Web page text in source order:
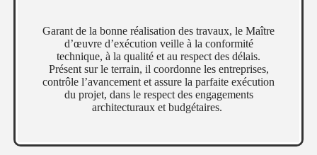
Garant de la bonne réalisation des travaux, le Maître
d’œuvre d’exécution veille à la conformité
technique, à la qualité et au respect des délais.
Présent sur le terrain, il coordonne les entreprises,
contrôle l’avancement et assure la parfaite exécution
du projet, dans le respect des engagements
architecturaux et budgétaires.